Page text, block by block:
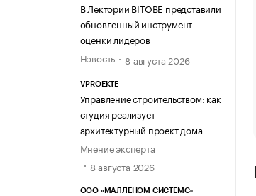
В Лектории BITOBE представили
обновленный инструмент
оценки лидеров
Новость
8 августа 2026
VPROEKTE
Управление строительством: как
студия реализует
архитектурный проект дома
Мнение эксперта
8 августа 2026
ООО «МАЛЛЕНОМ СИСТЕМС»